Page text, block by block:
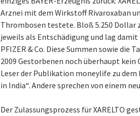
Arznei mit dem Wirkstoff Rivaroxaban
Thrombosen testete. Bloß 5.250
jeweils als Entschädigung und lag
PFIZER & Co. Diese Summen sowie die
2009 Gestorbenen noch überhaupt
Leser der Publikation moneylife zu
in India“. Andere sprechen von einem
Der Zulassungsprozess für XARELTO